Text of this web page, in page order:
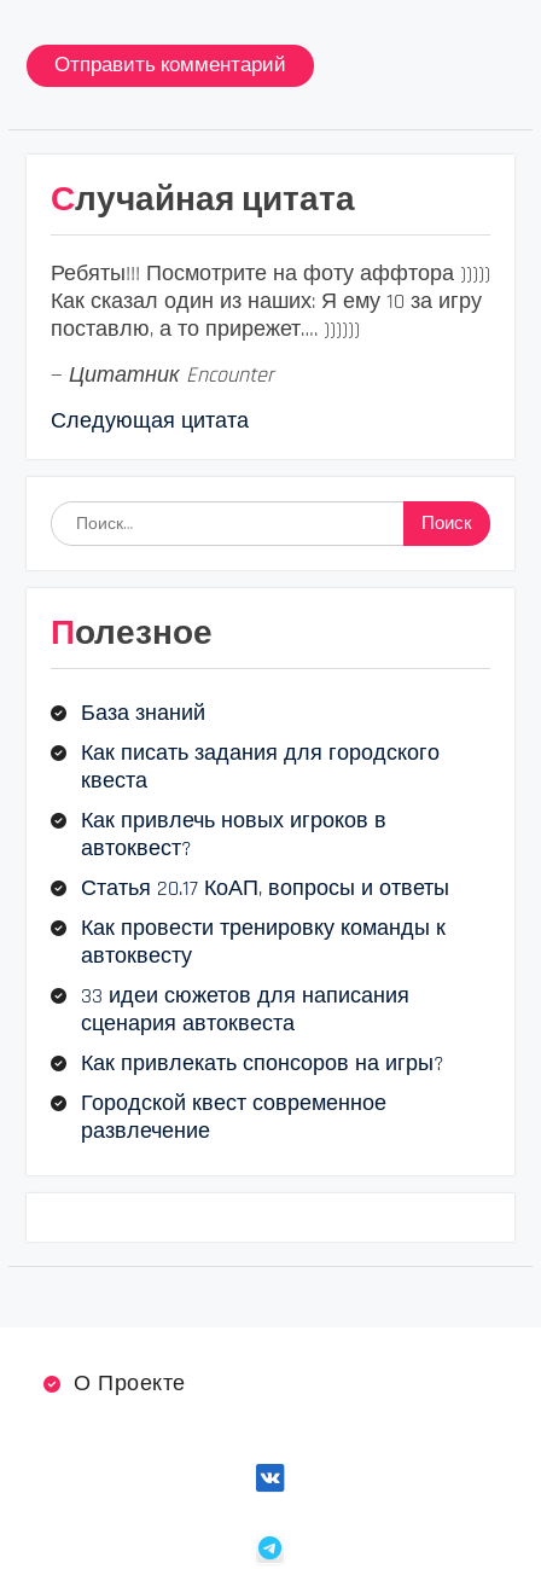
Случайная цитата
Ребяты!!! Посмотрите на фоту аффтора )))))
Как сказал один из наших: Я ему 10 за игру
поставлю, а то прирежет…. ))))))
— Цитатник Encounter
Следующая цитата
Найти:
Полезное
База знаний
Как писать задания для городского
квеста
Как привлечь новых игроков в
автоквест?
Статья 20.17 КоАП, вопросы и ответы
Как провести тренировку команды к
автоквесту
33 идеи сюжетов для написания
сценария автоквеста
Как привлекать спонсоров на игры?
Городской квест современное
развлечение
О Проекте